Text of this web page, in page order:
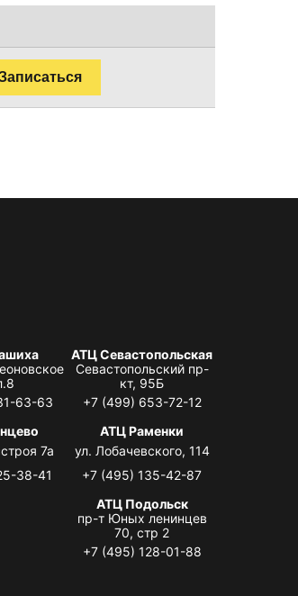
63-63
АТЦ Севастопольская
Севастопольский пр-
кт, 95Б
+7 (499) 653-72-12
7а
38-41
АТЦ Раменки
ул. Лобачевского, 114
+7 (495) 135-42-87
АТЦ Подольск
пр-т Юных ленинцев
70, стр 2
+7 (495) 128-01-88